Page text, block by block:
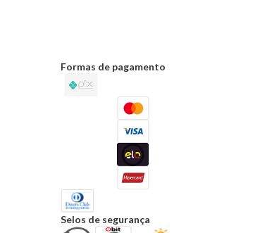
Formas de pagamento
Selos de segurança